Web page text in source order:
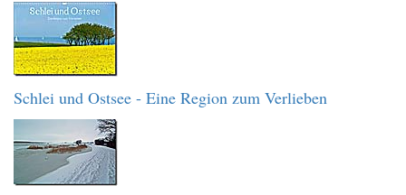
Schlei und Ostsee - Eine Region zum Verlieben